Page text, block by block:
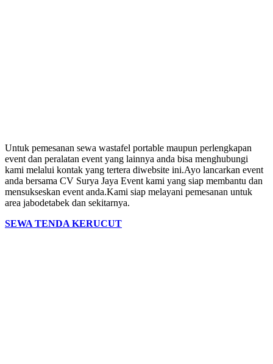
Untuk pemesanan sewa wastafel portable maupun perlengkapan
event dan peralatan event yang lainnya anda bisa menghubungi
kami melalui kontak yang tertera diwebsite ini.Ayo lancarkan event
anda bersama CV Surya Jaya Event kami yang siap membantu dan
mensukseskan event anda.Kami siap melayani pemesanan untuk
area jabodetabek dan sekitarnya.
SEWA TENDA KERUCUT